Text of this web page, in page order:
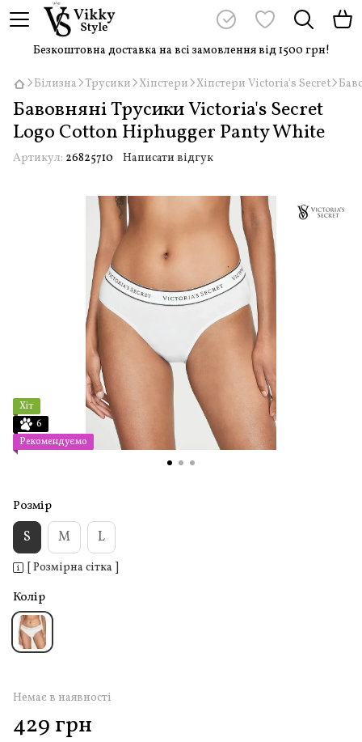
Безкоштовна доставка на всі замовлення від 1500 грн!
Білизна Трусики Хіпстери Хіпстери Victoria's Secret
Бавовняні Трусики Victoria's Secret
Logo Cotton Hiphugger Panty White
Артикул: 26825710 Написати відгук
Хіт
6
Рекомендуємо
Розмір
S M L
[ Розмірна сітка ]
Колір
Немає в наявності
429 грн